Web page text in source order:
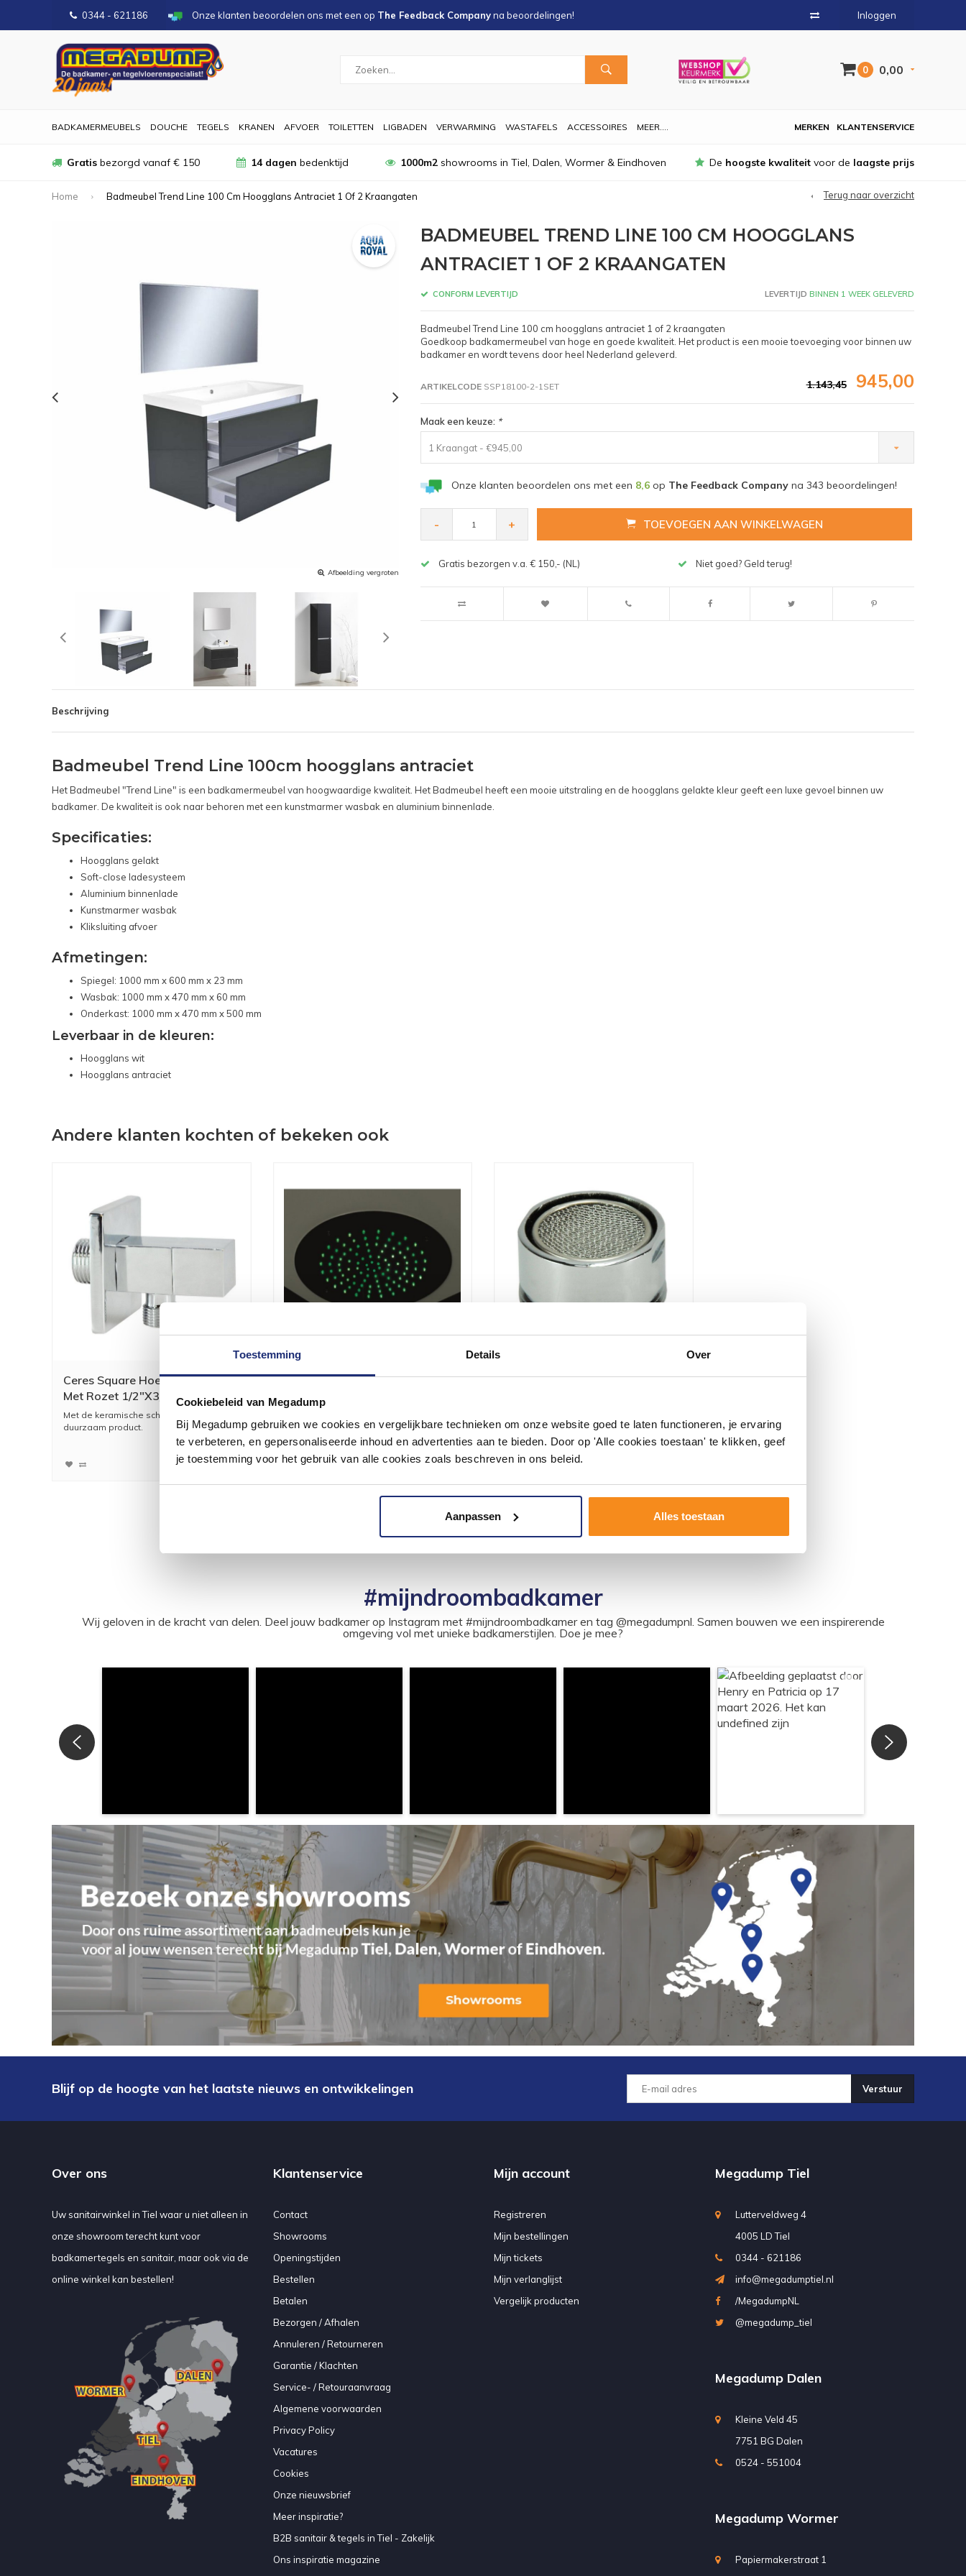
Toestemming Details Over
Cookiebeleid van Megadump
Bij Megadump gebruiken we cookies en vergelijkbare technieken om onze website goed te laten functioneren, je ervaring
te verbeteren, en gepersonaliseerde inhoud en advertenties aan te bieden. Door op 'Alle cookies toestaan' te klikken, geef
je toestemming voor het gebruik van alle cookies zoals beschreven in ons beleid.
Aanpassen Alles toestaan
0344 - 621186 Onze klanten beoordelen ons met een op The Feedback Companyna beoordelingen! Inloggen
0 0,00
BADKAMERMEUBELS DOUCHE TEGELS KRANEN AFVOER TOILETTEN LIGBADEN VERWARMING WASTAFELS ACCESSOIRES MEER.... KLANTENSERVICE
MERKEN
Gratis bezorgd vanaf € 150 14 dagen bedenktijd 1000m2showrooms in Tiel, Dalen, Wormer & Eindhoven De hoogste kwaliteit voor de laagste prijs
Home Badmeubel Trend Line 100 Cm Hoogglans Antraciet 1 Of 2 Kraangaten Terug naar overzicht
Afbeelding vergroten Afbeelding vergroten
BADMEUBEL TREND LINE 100 CM HOOGGLANS
ANTRACIET 1 OF 2 KRAANGATEN
CONFORM LEVERTIJD LEVERTIJD BINNEN 1 WEEK GELEVERD
Badmeubel Trend Line 100 cm hoogglans antraciet 1 of 2 kraangaten
Goedkoop badkamermeubel van hoge en goede kwaliteit. Het product is een mooie toevoeging voor binnen uw
badkamer en wordt tevens door heel Nederland geleverd.
ARTIKELCODESSP18100-2-1SET 1.143,45 945,00
Maak een keuze: *
1 Kraangat - €945,00
Onze klanten beoordelen ons met een 8,6op The Feedback Companyna 343 beoordelingen!
- + TOEVOEGEN AAN WINKELWAGEN
Gratis bezorgen v.a. € 150,- (NL) Niet goed? Geld terug!
Beschrijving
Badmeubel Trend Line 100cm hoogglans antraciet
Het Badmeubel "Trend Line" is een badkamermeubel van hoogwaardige kwaliteit. Het Badmeubel heeft een mooie uitstraling en de hoogglans gelakte kleur geeft een luxe gevoel binnen uw
badkamer. De kwaliteit is ook naar behoren met een kunstmarmer wasbak en aluminium binnenlade.
Specificaties:
Hoogglans gelakt
Soft-close ladesysteem
Aluminium binnenlade
Kunstmarmer wasbak
Kliksluiting afvoer
Afmetingen:
Spiegel: 1000 mm x 600 mm x 23 mm
Wasbak: 1000 mm x 470 mm x 60 mm
Onderkast: 1000 mm x 470 mm x 500 mm
Leverbaar in de kleuren:
Hoogglans wit
Hoogglans antraciet
Andere klanten kochten of bekeken ook
Ceres Square Hoekstopkraan
Met Rozet 1/2"X3/8"
Met de keramische schijven is dit een
duurzaam product.
24,14
19,95
Mate Hoofddouche Met Led
Rond 38 Cm M116
afstandsbediening. Met Sh...
4.011,15
3.315,00
Schuimstraalbreker M28X1
chroom
7,20
#mijndroombadkamer
Wij geloven in de kracht van delen. Deel jouw badkamer op Instagram met #mijndroombadkamer en tag @megadumpnl. Samen bouwen we een inspirerende
omgeving vol met unieke badkamerstijlen. Doe je mee?
Blijf op de hoogte van het laatste nieuws en ontwikkelingen Verstuur
Over ons
Uw sanitairwinkel in Tiel waar u niet alleen in
onze showroom terecht kunt voor
badkamertegels en sanitair, maar ook via de
online winkel kan bestellen!
Klantenservice
Contact
Showrooms
Openingstijden
Bestellen
Betalen
Bezorgen / Afhalen
Annuleren / Retourneren
Garantie / Klachten
Service- / Retouraanvraag
Algemene voorwaarden
Privacy Policy
Vacatures
Cookies
Onze nieuwsbrief
Meer inspiratie?
B2B sanitair & tegels in Tiel - Zakelijk
Ons inspiratie magazine
Mijn account
Registreren
Mijn bestellingen
Mijn tickets
Mijn verlanglijst
Vergelijk producten
Megadump Tiel
Lutterveldweg 4
4005 LD Tiel
0344 - 621186
info@megadumptiel.nl
/MegadumpNL
@megadump_tiel
Megadump Dalen
Kleine Veld 45
7751 BG Dalen
0524 - 551004
Megadump Wormer
Papiermakerstraat 1